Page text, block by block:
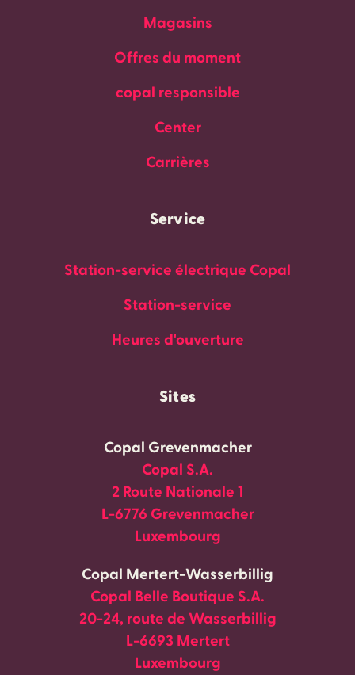
Magasins
Offres du moment
copal responsible
Center
Carrières
Service
Station-service électrique Copal
Station-service
Heures d'ouverture
Sites
Copal Grevenmacher
Copal S.A.
2 Route Nationale 1
L-6776 Grevenmacher
Luxembourg
Copal Mertert-Wasserbillig
Copal Belle Boutique S.A.
20-24, route de Wasserbillig
L-6693 Mertert
Luxembourg